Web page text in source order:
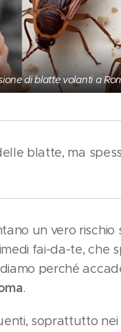
di blatte volanti a
blatte, ma
un vero rischio
fai-da-te, che
perché
.
soprattutto nei